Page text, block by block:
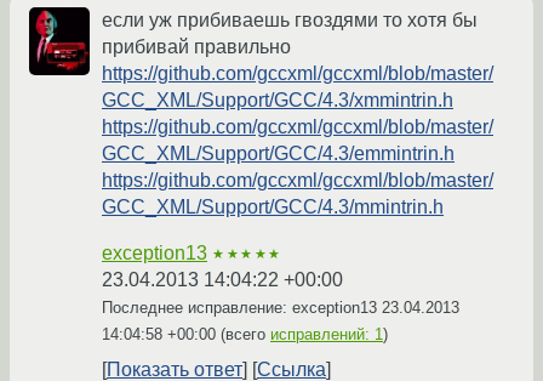
если уж прибиваешь гвоздями то хотя бы
прибивай правильно
https://github.com/gccxml/gccxml/blob/master/
GCC_XML/Support/GCC/4.3/xmmintrin.h
https://github.com/gccxml/gccxml/blob/master/
GCC_XML/Support/GCC/4.3/emmintrin.h
https://github.com/gccxml/gccxml/blob/master/
GCC_XML/Support/GCC/4.3/mmintrin.h
exception13 ★★★★★
23.04.2013 14:04:22 +00:00
Последнее исправление: exception13 23.04.2013
14:04:58 +00:00 (всего исправлений: 1)
Показать ответ Ссылка